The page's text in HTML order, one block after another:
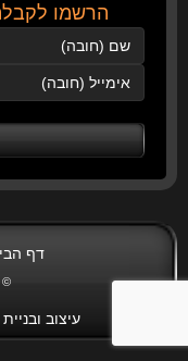
הרשמו
דף
©
עיצוב